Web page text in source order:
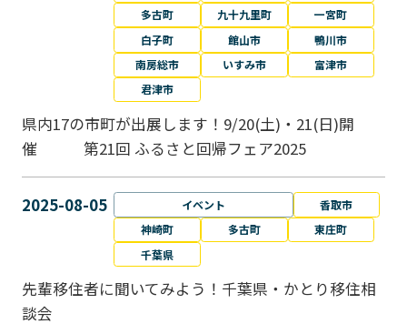
多古町
九十九里町
一宮町
白子町
館山市
鴨川市
南房総市
いすみ市
富津市
君津市
県内17の市町が出展します！9/20(土)・21(日)開
催 第21回 ふるさと回帰フェア2025
2025-08-05 イベント
香取市
神崎町
多古町
東庄町
千葉県
先輩移住者に聞いてみよう！千葉県・かとり移住相
談会